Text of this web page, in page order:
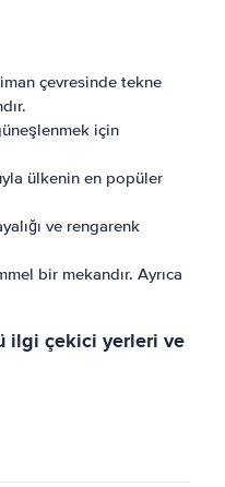
çevresinde tekne
için
ülkenin en popüler
ve rengarenk
bir mekandır. Ayrıca
ilgi çekici yerleri ve